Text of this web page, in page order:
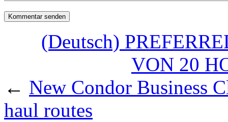
(Deutsch)
VON 20
← New Condor Business
haul routes